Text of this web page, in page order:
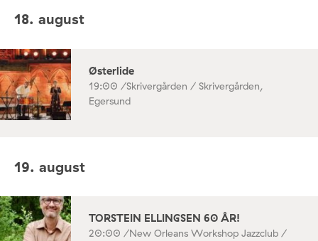
18. august
Østerlide
19:00 /Skrivergården / Skrivergården,
Egersund
19. august
TORSTEIN ELLINGSEN 60 ÅR!
20:00 /New Orleans Workshop Jazzclub /